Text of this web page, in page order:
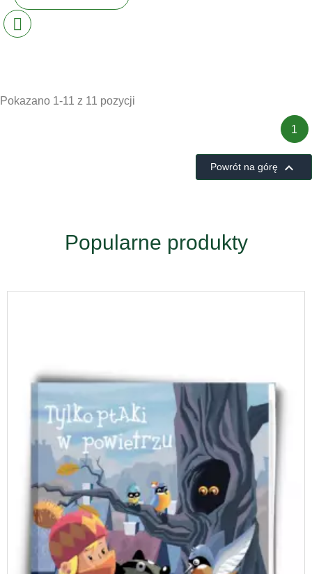
Pokazano 1-11 z 11 pozycji
1
Powrót na górę 
Popularne produkty